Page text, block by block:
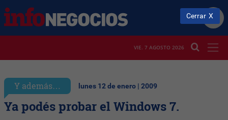
VIE. 7 AGOSTO 2026
Y además… lunes 12 de enero | 2009
Ya podés probar el Windows 7.
Cerrar